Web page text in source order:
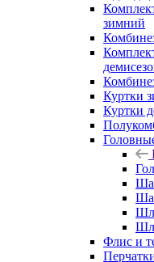
зимний
Куртки
Куртки
Флис и